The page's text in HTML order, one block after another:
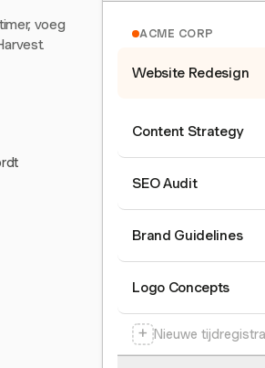
voeg
ACME CORP
Website Redesign
Content Strategy
SEO Audit
Brand Guidelines
Logo Concepts
+ Nieuwe